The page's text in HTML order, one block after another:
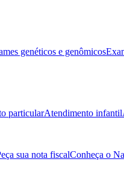
genéticos e genômicos
particularAtendimento infantil
sua nota fiscalConheça o